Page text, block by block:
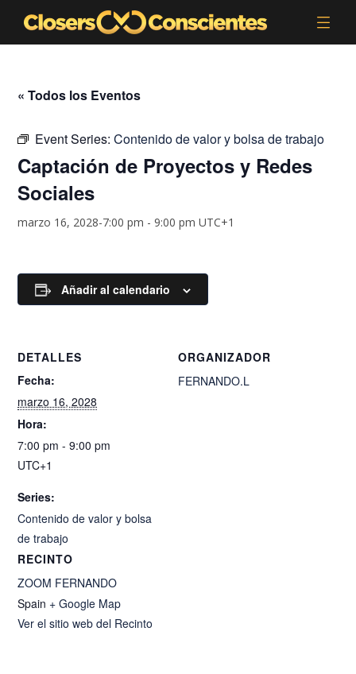
« Todos los Eventos
Event Series:Contenido de valor y bolsa de trabajo
Captación de Proyectos y Redes
Sociales
marzo 16, 2028-7:00 pm -9:00 pm UTC+1
Añadir al calendario
DETALLES
Fecha:
marzo 16, 2028
Hora:
7:00 pm - 9:00 pm
UTC+1
Series:
Contenido de valor y bolsa
de trabajo
RECINTO
ZOOM FERNANDO
Spain + Google Map
Ver el sitio web del Recinto
ORGANIZADOR
FERNANDO.L